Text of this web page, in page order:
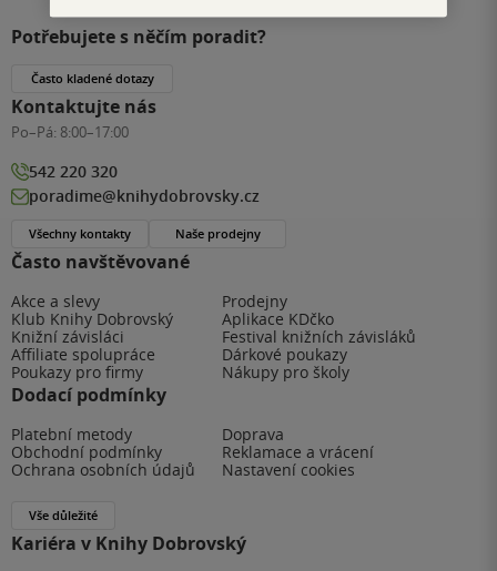
Často navštěvované
Akce a slevy
Prodejny
Klub Knihy Dobrovský
Aplikace KDčko
Knižní závisláci
Festival knižních závisláků
Affiliate spolupráce
Dárkové poukazy
Poukazy pro firmy
Nákupy pro školy
Dodací podmínky
Platební metody
Doprava
Obchodní podmínky
Reklamace a vrácení
Ochrana osobních údajů
Nastavení cookies
Vše důležité
Kariéra v Knihy Dobrovský
Potřebujete s něčím poradit?
Často kladené dotazy
Kontaktujte nás
Po–Pá: 8:00–17:00
542 220 320
poradime@knihydobrovsky.cz
Všechny kontakty Naše prodejny